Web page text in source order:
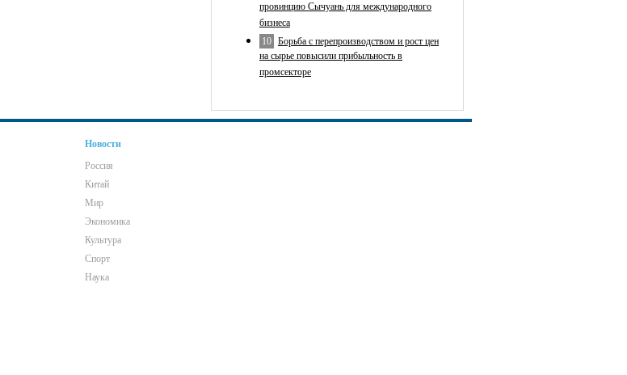
провинцию Сычуань для международного
бизнеса
10 Борьба с перепроизводством и рост цен
на сырье повысили прибыльность в
промсекторе
Новости
Россия
Китай
Мир
Экономика
Культура
Спорт
Наука